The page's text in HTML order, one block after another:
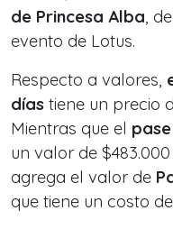
de Princesa Alba,
evento de Lotus.
Respecto a valores,
días tiene un precio
Mientras que el
un valor de
agrega el valor de
que tiene un costo